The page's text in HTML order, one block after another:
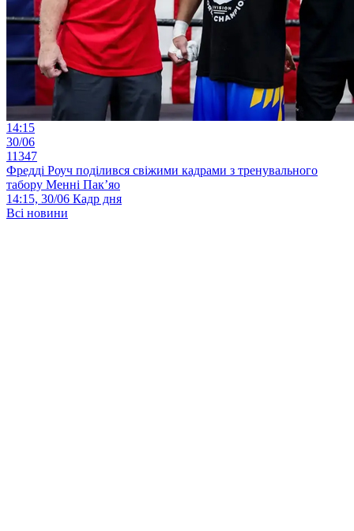
14:15
30/06
11347
Фредді Роуч поділився свіжими кадрами з тренувального
табору Менні Пак’яо
14:15, 30/06 Кадр дня
Всі новини